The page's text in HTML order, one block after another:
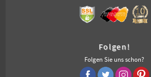
Folgen!
Folgen Sie uns schon?